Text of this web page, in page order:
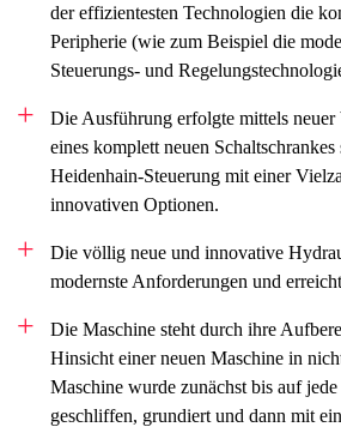
der effizientesten Technologien die
Peripherie (wie zum Beispiel die
Steuerungs- und
Die Ausführung erfolgte mittels neuer
eines komplett neuen
Heidenhain-Steuerung mit einer
innovativen Optionen.
Die völlig neue und innovative
modernste Anforderungen und
Die Maschine steht durch ihre
Hinsicht einer neuen Maschine in
Maschine wurde zunächst bis auf
geschliffen, grundiert und dann mit